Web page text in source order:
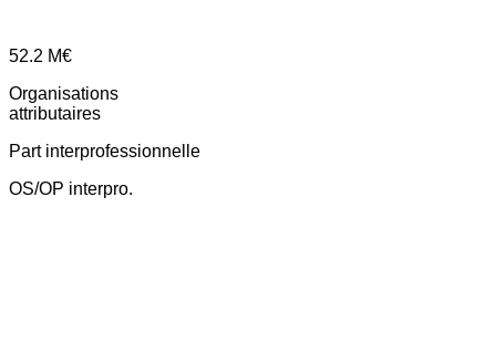
52.2 M€
Organisations
attributaires
Part interprofessionnelle
OS/OP interpro.